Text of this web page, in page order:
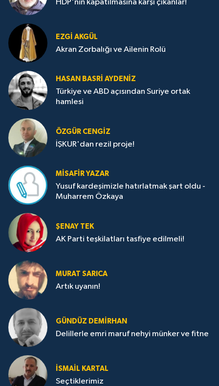
HDP'nin kapatılmasına karşı çıkanlar!
EZGI AKGÜL
Akran Zorbalığı ve Ailenin Rolü
HASAN BASRI AYDENIZ
Türkiye ve ABD açısından Suriye ortak
hamlesi
ÖZGÜR CENGIZ
İŞKUR'dan rezil proje!
MISAFIR YAZAR
Yusuf kardeşimizle hatırlatmak şart oldu -
Muharrem Özkaya
ŞENAY TEK
AK Parti teşkilatları tasfiye edilmeli!
MURAT SARICA
Artık uyanın!
GÜNDÜZ DEMIRHAN
Delillerle emri maruf nehyi münker ve fitne
İSMAIL KARTAL
Seçtiklerimiz